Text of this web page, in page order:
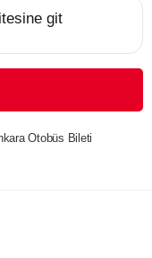
git
Otobüs Bileti